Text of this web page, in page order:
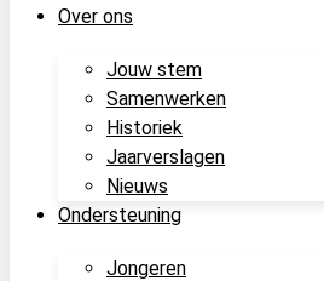
Over ons
Jouw stem
Samenwerken
Historiek
Jaarverslagen
Nieuws
Ondersteuning
Jongeren